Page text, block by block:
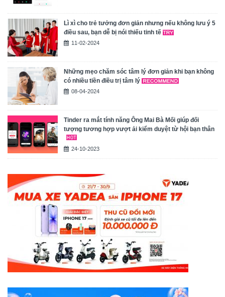
Lì xì cho trẻ tưởng đơn giản nhưng nếu không lưu ý 5
điều sau, bạn dễ bị nói thiếu tinh tế
11-02-2024
Những mẹo chăm sóc tâm lý đơn giản khi bạn không
có nhiều tiền điều trị tâm lý
08-04-2024
Tinder ra mắt tính năng Ông Mai Bà Mối giúp đối
tượng tương hợp vượt ải kiểm duyệt từ hội bạn thân
24-10-2023